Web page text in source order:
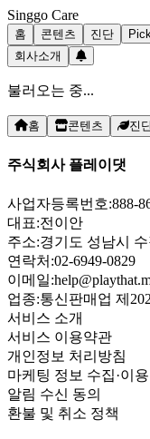
Singgo Care
홈 콘텐츠 진단
회사소개
불러오는 중...
홈 콘텐츠 진
주식회사 플레이댓
사업자등록번호:888-
대표:전이안
주소:경기도 성남시
연락처:02-6949-0829
이메일:
업종:통신판매업 제
서비스 소개
서비스 이용약관
개인정보 처리방침
마케팅 정보 수집·이용
알림 수신 동의
환불 및 취소 정책